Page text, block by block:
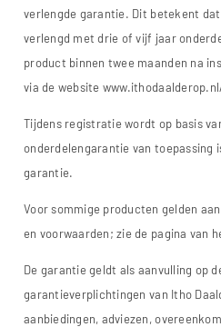
verlengde garantie. Dit betekent
verlengd met drie of vijf jaar
product binnen twee maanden na
via de website
Tijdens registratie wordt op basis
onderdelengarantie van toepassing
garantie.
Voor sommige producten gelden
en voorwaarden; zie de pagina van
De garantie geldt als aanvulling op
garantieverplichtingen van Itho
aanbiedingen, adviezen,